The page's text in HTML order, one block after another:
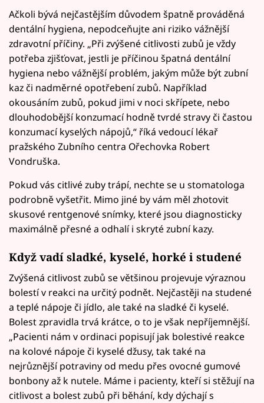
Ačkoli bývá nejčastějším důvodem špatně prováděná
dentální hygiena, nepodceňujte ani riziko vážnější
zdravotní příčiny. „Při zvýšené citlivosti zubů je vždy
potřeba zjišťovat, jestli je příčinou špatná dentální
hygiena nebo vážnější problém, jakým může být zubní
kaz či nadměrné opotřebení zubů. Například
okousáním zubů, pokud jimi v noci skřípete, nebo
dlouhodobější konzumací hodně tvrdé stravy či častou
konzumací kyselých nápojů,“ říká vedoucí lékař
pražského Zubního centra Ořechovka Robert
Vondruška.
Pokud vás citlivé zuby trápí, nechte se u stomatologa
podrobně vyšetřit. Mimo jiné by vám měl zhotovit
skusové rentgenové snímky, které jsou diagnosticky
maximálně přesné a odhalí i skryté zubní kazy.
Když vadí sladké, kyselé, horké i studené
Zvýšená citlivost zubů se většinou projevuje výraznou
bolestí v reakci na určitý podnět. Nejčastěji na studené
a teplé nápoje či jídlo, ale také na sladké či kyselé.
Bolest zpravidla trvá krátce, o to je však nepříjemnější.
„Pacienti nám v ordinaci popisují jak bolestivé reakce
na kolové nápoje či kyselé džusy, tak také na
nejrůznější potraviny od medu přes ovocné gumové
bonbony až k nutele. Máme i pacienty, kteří si stěžují na
citlivost a bolest zubů při běhání, kdy dýchají s